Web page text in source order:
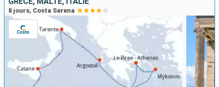
8 jours, Costa Serena